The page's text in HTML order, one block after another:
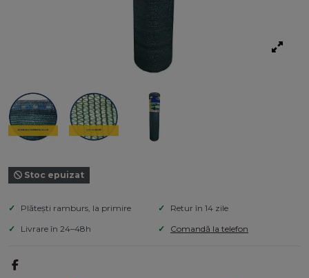
Stoc epuizat
Plătești ramburs, la primire
Retur în 14 zile
Livrare în 24–48h
Comandă la telefon